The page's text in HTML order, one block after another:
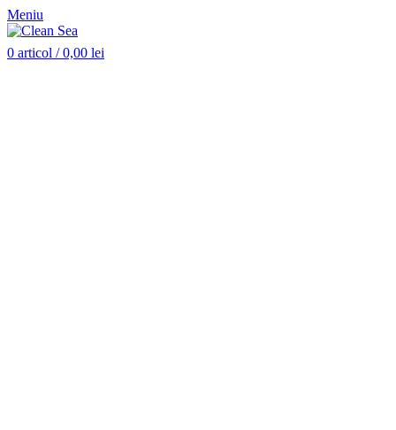
Meniu
0 articol / 0,00 lei